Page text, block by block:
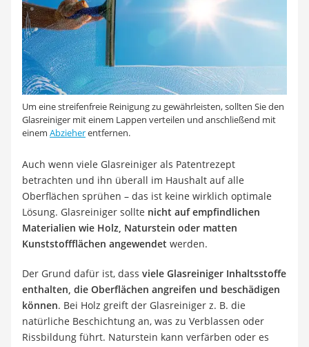
Um eine streifenfreie Reinigung zu gewährleisten, sollten Sie den
Glasreiniger mit einem Lappen verteilen und anschließend mit
einem Abzieherentfernen.
Auch wenn viele Glasreiniger als Patentrezept
betrachten und ihn überall im Haushalt auf alle
Oberflächen sprühen – das ist keine wirklich optimale
Lösung. Glasreiniger sollte nicht auf empfindlichen
Materialien wie Holz, Naturstein oder matten
Kunststoffflächen angewendet werden.
Der Grund dafür ist, dass viele Glasreiniger Inhaltsstoffe
enthalten, die Oberflächen angreifen und beschädigen
können. Bei Holz greift der Glasreiniger z. B. die
natürliche Beschichtung an, was zu Verblassen oder
Rissbildung führt. Naturstein kann verfärben oder es